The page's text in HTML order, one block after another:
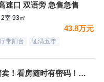
速口 双语旁 急售急售
室 93㎡
43.8万元
厅带阳台 证满五年
急售！急售@靠谱卖！看房随时有密码！买房就找我吧